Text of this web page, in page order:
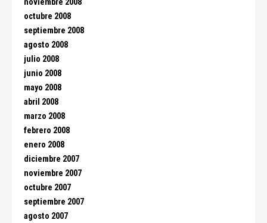
noviembre 2008
octubre 2008
septiembre 2008
agosto 2008
julio 2008
junio 2008
mayo 2008
abril 2008
marzo 2008
febrero 2008
enero 2008
diciembre 2007
noviembre 2007
octubre 2007
septiembre 2007
agosto 2007